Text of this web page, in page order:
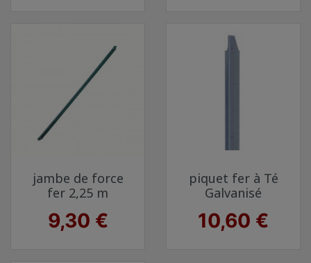
jambe de force
fer 2,25 m
Prix
9,30 €
piquet fer à Té
Galvanisé
Prix
10,60 €